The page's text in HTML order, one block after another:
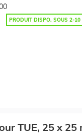
PRODUIT DISPO. SOUS 2-10
TUE, 25 x 25